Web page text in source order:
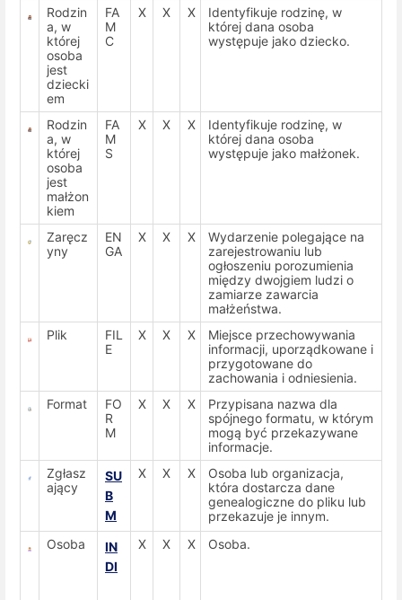
Rodzin
a, w
której
osoba
jest
dziecki
em
FA
M
C
X X X
Identyfikuje rodzinę, w
której dana osoba
występuje jako dziecko.
Rodzin
a, w
której
osoba
jest
małżon
kiem
FA
M
S
X X X
Identyfikuje rodzinę, w
której dana osoba
występuje jako małżonek.
Zaręcz
yny
EN
GA
X X X
Wydarzenie polegające na
zarejestrowaniu lub
ogłoszeniu porozumienia
między dwojgiem ludzi o
zamiarze zawarcia
małżeństwa.
Plik
FIL
E
X X X
Miejsce przechowywania
informacji, uporządkowane i
przygotowane do
zachowania i odniesienia.
Format
FO
R
M
X X X
Przypisana nazwa dla
spójnego formatu, w którym
mogą być przekazywane
informacje.
Zgłasz
ający
SU
B
M
X X X
Osoba lub organizacja,
która dostarcza dane
genealogiczne do pliku lub
przekazuje je innym.
Osoba
IN
DI
X X X Osoba.